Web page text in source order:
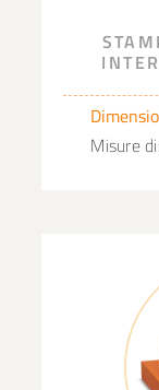
Misure